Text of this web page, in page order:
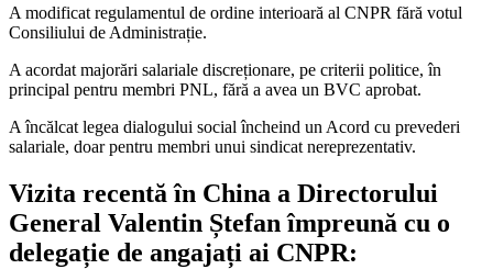
A modificat regulamentul de ordine interioară al CNPR fără votul
Consiliului de Administrație.
A acordat majorări salariale discreționare, pe criterii politice, în
principal pentru membri PNL, fără a avea un BVC aprobat.
A încălcat legea dialogului social încheind un Acord cu prevederi
salariale, doar pentru membri unui sindicat nereprezentativ.
Vizita recentă în China a Directorului
General Valentin Ștefan împreună cu o
delegație de angajați ai CNPR: